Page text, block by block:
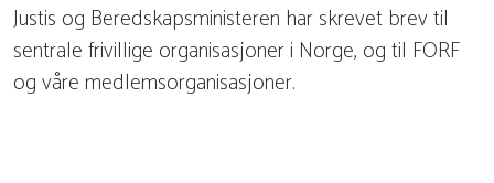
Justis og Beredskapsministeren har skrevet brev til
sentrale frivillige organisasjoner i Norge, og til FORF
og våre medlemsorganisasjoner.